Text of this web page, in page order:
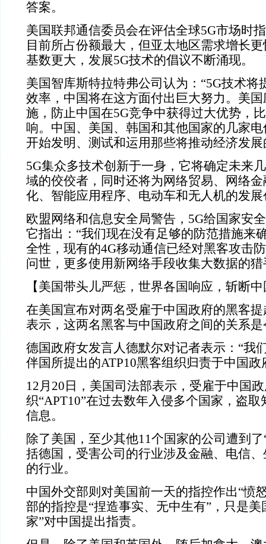
答案。
美国联邦通信委员会在评估全球5G市场时
目前所占份额最大，但亚太地区需求增长
基数更大，发展5G技术的倡议不断涌现。
美国智库斯特拉特弗公司认为：“5G技术将
效率，中国将在这方面付出巨大努力。美
施，防止中国在5G竞争中获得过大优势，
响。中国、美国、韩国和其他国家的几家
开始发明、测试和运用那些将推动经济发展
5G集众多技术创新于一身，它将确定未来
域的佼佼者，同时还将为网络贸易、网络
化、智能应用程序、电动车和无人机的发
欧盟网络和信息安全局警告，5G给国家安
它指出：“我们现在没有足够的防范措施来
全性，现有的4G移动通信已经对黑客攻击
问世，更多使用新网络手段收集大数据的
【美国带头儿严惩，世界各国响应，斩断
在美国宣布对两名受雇于中国政府的黑客
表示，这两名黑客与中国政府之间的关系
德国政府女发言人德默尔对记者表示：“我
伴国所提出的ATP10黑客组织归责于中国政
12月20日，美国司法部表示，受雇于中国
织“APT10”在过去数年入侵多个国家，盗
信息。
除了美国，至少其他11个国家的公司遭到
括德国，受害公司的行业涉及金融、电信
的行业。
中国外交部则对美国前一天的指控作出“愤
部的指控是“捏造事实、无中生有”，只是美
家”对中国提出指责。